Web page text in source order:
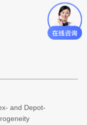
and Depot-